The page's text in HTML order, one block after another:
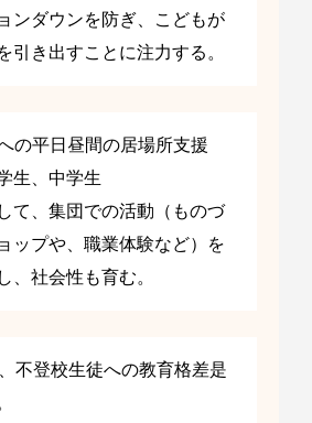
ンダウンを防ぎ、こどもが
引き出すことに注力する。
の平日昼間の居場所支援
生、中学生
て、集団での活動（ものづ
ップや、職業体験など）を
、社会性も育む。
不登校生徒への教育格差是